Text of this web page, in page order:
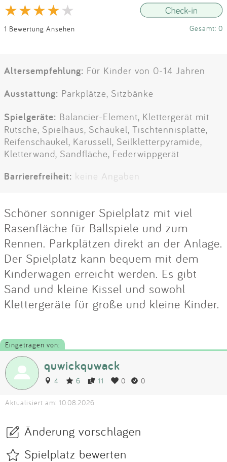
1 Bewertung Ansehen Gesamt: 0
Altersempfehlung: Für Kinder von 0-14 Jahren
Ausstattung: Parkplätze, Sitzbänke
Spielgeräte: Balancier-Element, Klettergerät mit
Rutsche, Spielhaus, Schaukel, Tischtennisplatte,
Reifenschaukel, Karussell, Seilkletterpyramide,
Kletterwand, Sandfläche, Federwippgerät
Barrierefreiheit: keine Angaben
Schöner sonniger Spielplatz mit viel
Rasenfläche für Ballspiele und zum
Rennen. Parkplätzen direkt an der Anlage.
Der Spielplatz kann bequem mit dem
Kinderwagen erreicht werden. Es gibt
Sand und kleine Kissel und sowohl
Klettergeräte für große und kleine Kinder.
Eingetragen von:
quwickquwack
4 6 11 0 0
Aktualisiert am: 10.08.2026
Änderung vorschlagen
Spielplatz bewerten